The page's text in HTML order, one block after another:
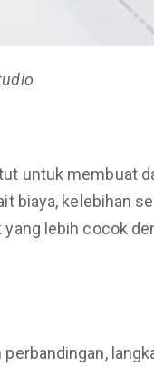
untuk membuat
biaya, kelebihan
lebih cocok